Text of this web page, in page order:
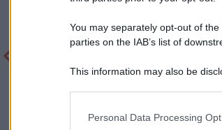
You may separately opt-out of
parties on the IAB’s list of
This information may also be
Personal Data Processing